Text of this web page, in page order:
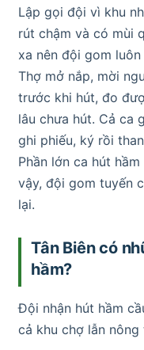
Lập gọi đội vì khu
rút chậm và có mùi
xa nên đội gom
Thợ mở nắp, mời
trước khi hút, đo
lâu chưa hút. Cả ca
ghi phiếu, ký rồi
Phần lớn ca hút
vậy, đội gom tuyến
lại.
Tân Biên có
hầm?
Đội nhận hút hầm
cả khu chợ lẫn nông